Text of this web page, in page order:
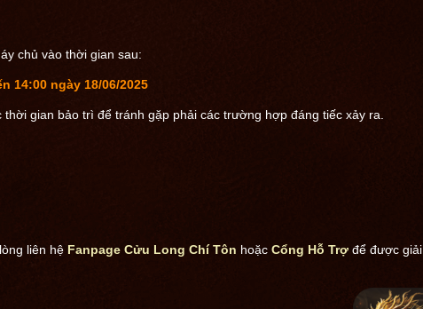
chủ vào thời gian sau:
14:00 ngày 18/06/2025
gian bảo trì để tránh gặp phải các trường hợp đáng tiếc xảy ra.
liên hệ Fanpage Cửu Long Chí Tôn hoặc Cổng Hỗ Trợđể được giải